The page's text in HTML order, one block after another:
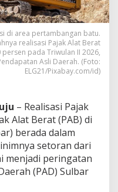
di area pertambangan batu.
realisasi Pajak Alat Berat
pada Triwulan II 2026,
Asli Daerah. (Foto:
ELG21/Pixabay.com/id)
– Realisasi Pajak
Alat Berat (PAB) di
berada dalam
setoran dari
menjadi peringatan
(PAD) Sulbar